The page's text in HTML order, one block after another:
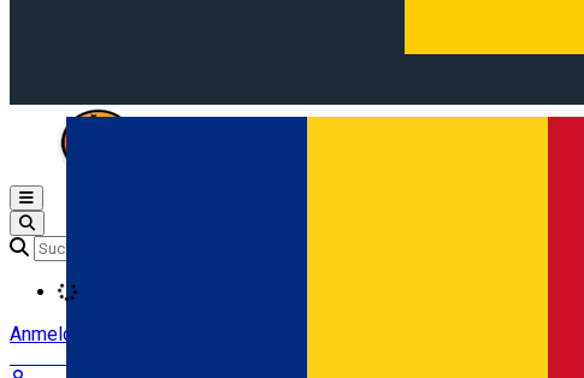
Open main menu
Anmeldung